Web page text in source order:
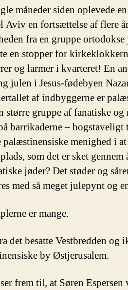
måneder siden oplevede
Aviv en fortsættelse af flere
fra en gruppe
en stopper for
og larmer i kvarteret! En
julen i Jesus-fødebyen
af indbyggerne er
større gruppe af fanatiske
barrikaderne –
palæstinensiske menighed i
som det er sket
jøder? Det støder og
med så meget julepynt og
er mange.
det besatte Vestbredden og
by Østjerusalem.
frem til, at Søren